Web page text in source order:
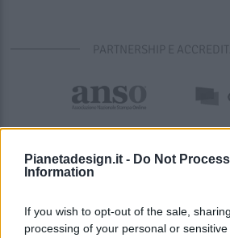
Pianetadesign.it - Do Not
Information
If you wish to opt-out of the sale,
processing of your personal or
PARTNERSHIP E